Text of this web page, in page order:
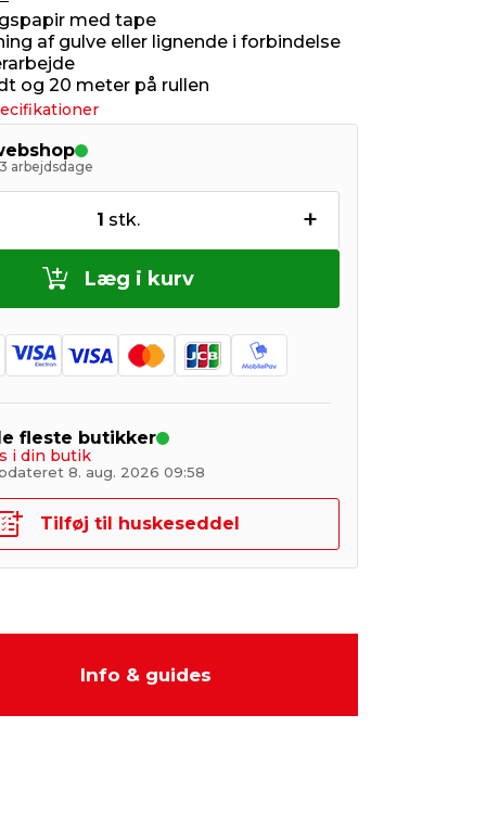
med tape
af gulve eller lignende i forbindelse
og 20 meter på rullen
arbejdsdage
1 stk. +
Læg i kurv
fleste butikker
i din butik
8. aug. 2026 09:58
Tilføj til huskeseddel
Info & guides